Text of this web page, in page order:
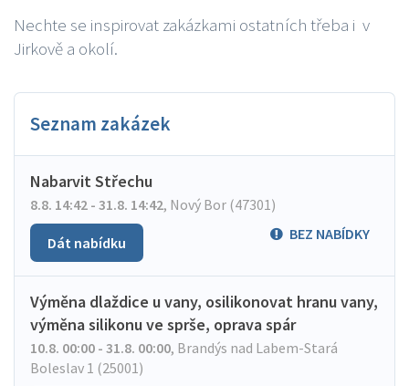
Nechte se inspirovat zakázkami ostatních třeba i v
Jirkově a okolí.
Seznam zakázek
Nabarvit Střechu
8.8. 14:42 - 31.8. 14:42, Nový Bor (47301)
BEZ NABÍDKY
Dát nabídku
Výměna dlaždice u vany, osilikonovat hranu vany,
výměna silikonu ve sprše, oprava spár
10.8. 00:00 - 31.8. 00:00, Brandýs nad Labem-Stará
Boleslav 1 (25001)